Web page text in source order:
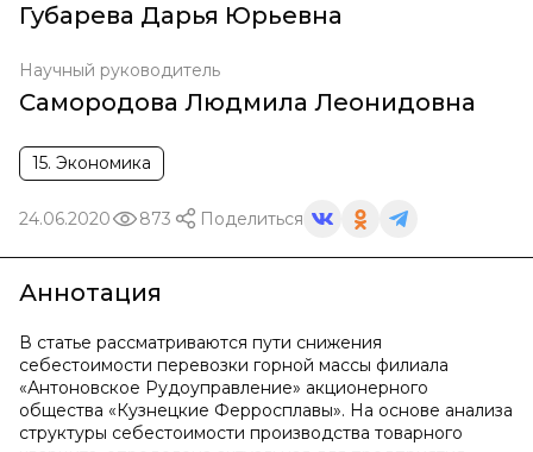
Губарева Дарья Юрьевна
Научный руководитель
Самородова Людмила Леонидовна
15. Экономика
24.06.2020 873 Поделиться
Аннотация
В статье рассматриваются пути снижения
себестоимости перевозки горной массы филиала
«Антоновское Рудоуправление» акционерного
общества «Кузнецкие Ферросплавы». На основе анализа
структуры себестоимости производства товарного